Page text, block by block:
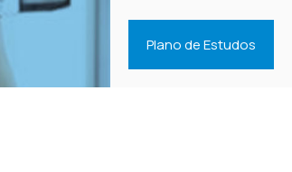
Plano de Estudos